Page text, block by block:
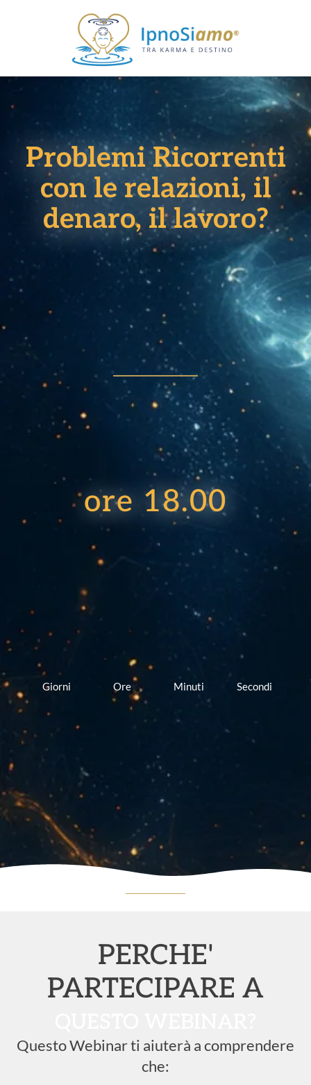
Problemi Ricorrenti
con le relazioni, il
denaro, il lavoro?
ore 18.00
Giorni Ore Minuti Secondi
PERCHE'
PARTECIPARE A
Questo Webinar ti aiuterà a comprendere
che: